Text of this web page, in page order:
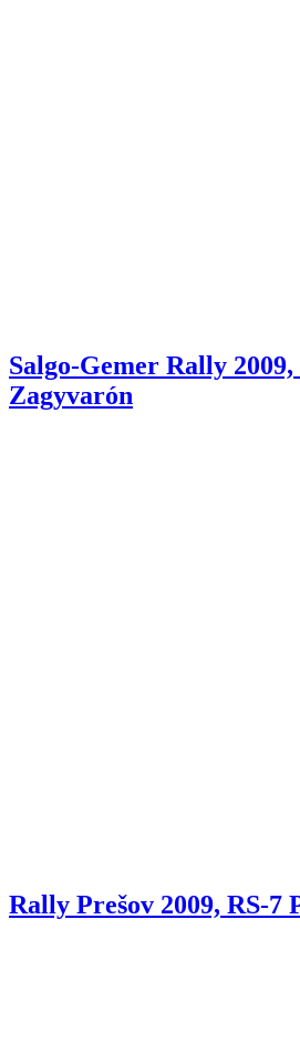
Salgo-Gemer Rally 2009,
Zagyvarón
Rally Prešov 2009, RS-7